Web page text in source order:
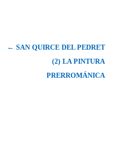
← SAN QUIRCE DEL PEDRET
(2) LA PINTURA
PRERROMÁNICA